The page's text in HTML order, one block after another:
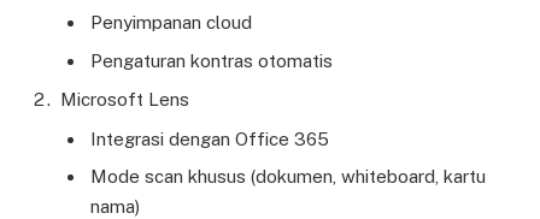
Penyimpanan cloud
Pengaturan kontras otomatis
Microsoft Lens
Integrasi dengan Office 365
Mode scan khusus (dokumen, whiteboard, kartu
nama)